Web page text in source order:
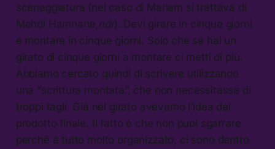
sceneggiatura (nel caso di Mariam si trattava di
Mehdi Hamnane,ndr). Devi girare in cinque giorni
e montare in cinque giorni. Solo che se hai un
girato di cinque giorni a montare ci metti di più.
Abbiamo cercato quindi di scrivere utilizzando
una “scrittura montata”, che non necessitasse di
troppi tagli. Già nel girato avevamo l’idea del
prodotto finale. Il fatto è che non puoi sgarrare
perchè è tutto molto organizzato, ci sono dentro